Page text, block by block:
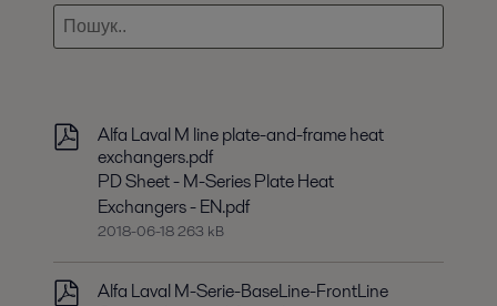
Alfa Laval M line plate-and-frame heat
exchangers.pdf
PD Sheet - M-Series Plate Heat
Exchangers - EN.pdf
2018-06-18 263 kB
Alfa Laval M-Serie-BaseLine-FrontLine